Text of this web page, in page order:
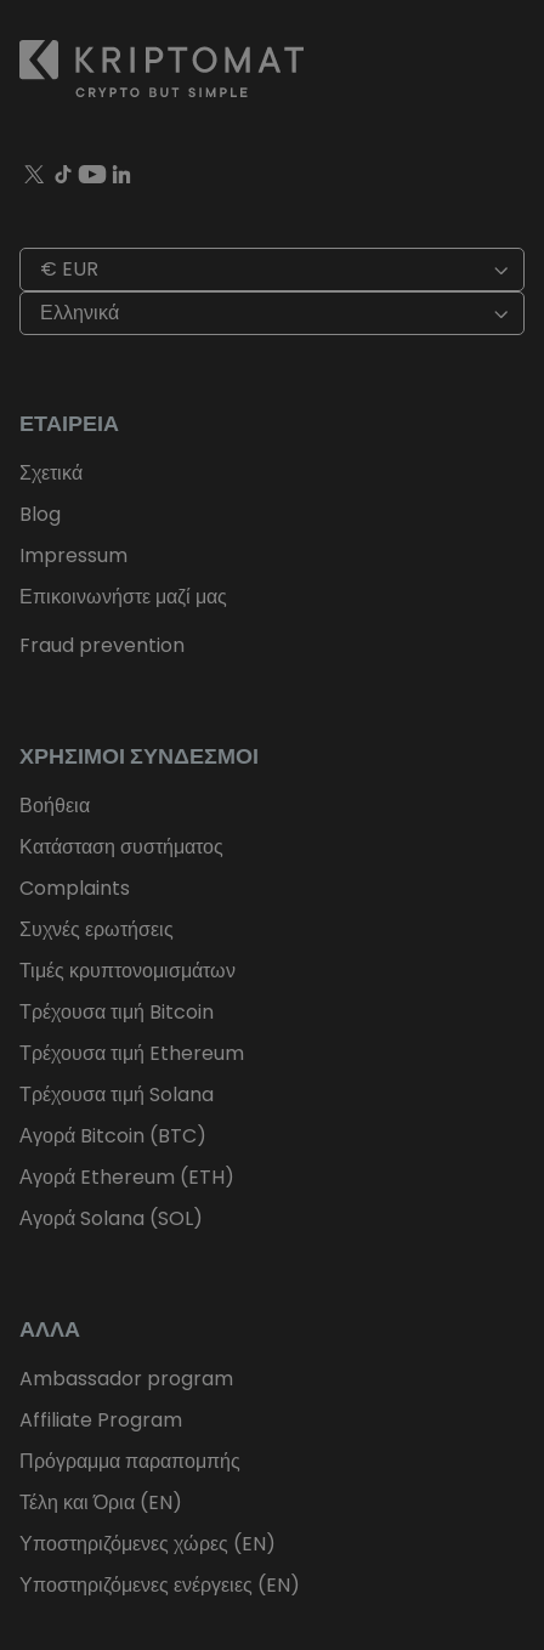
€ EUR
Ελληνικά
ΕΤΑΙΡΕΊΑ
Σχετικά
Blog
Impressum
Επικοινωνήστε μαζί μας
Fraud prevention
ΧΡΉΣΙΜΟΙ ΣΎΝΔΕΣΜΟΙ
Βοήθεια
Κατάσταση συστήματος
Complaints
Συχνές ερωτήσεις
Τιμές κρυπτονομισμάτων
Τρέχουσα τιμή Bitcoin
Τρέχουσα τιμή Ethereum
Τρέχουσα τιμή Solana
Αγορά Bitcoin (BTC)
Αγορά Ethereum (ETH)
Αγορά Solana (SOL)
ΑΛΛΑ
Ambassador program
Affiliate Program
Πρόγραμμα παραπομπής
Τέλη και Όρια (EN)
Υποστηριζόμενες χώρες (EN)
Υποστηριζόμενες ενέργειες (EN)